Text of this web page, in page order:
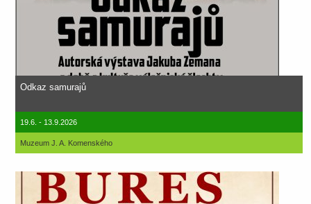
Odkaz samurajů
19.6. - 13.9.2026
Muzeum J. A. Komenského